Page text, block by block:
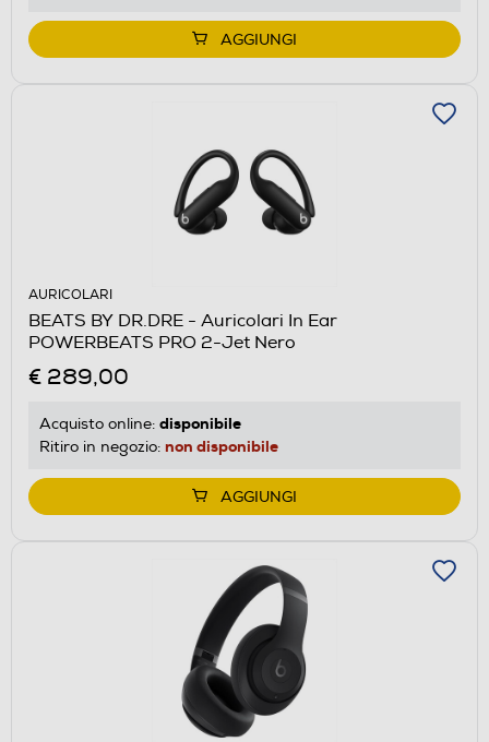
AGGIUNGI
AURICOLARI
BEATS BY DR.DRE - Auricolari In Ear
POWERBEATS PRO 2-Jet Nero
€ 289,00
Acquisto online: disponibile
Ritiro in negozio: non disponibile
AGGIUNGI